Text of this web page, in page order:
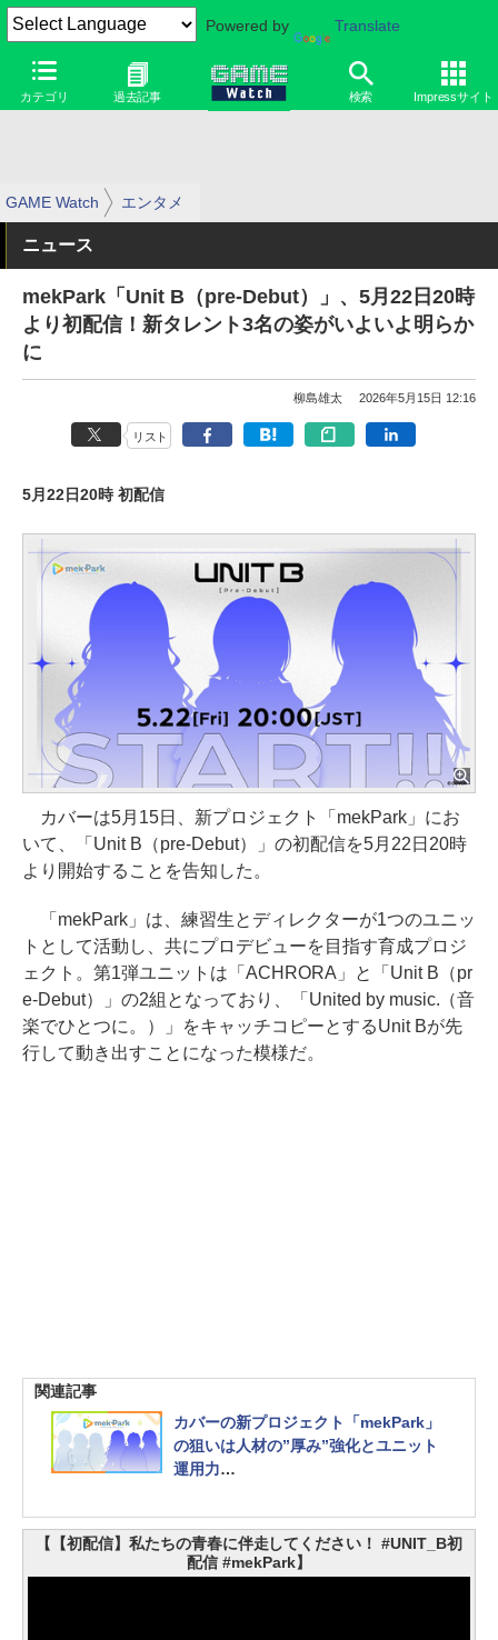
Powered by Translate
カテゴリ 過去記事 検索 Impressサイト
GAME Watch エンタメ
ニュース
mekPark「Unit B（pre-Debut）」、5月22日20時
より初配信！新タレント3名の姿がいよいよ明らか
に
柳島雄太 2026年5月15日 12:16
リスト
5月22日20時 初配信
カバーは5月15日、新プロジェクト「mekPark」にお
いて、「Unit B（pre-Debut）」の初配信を5月22日20時
より開始することを告知した。
「mekPark」は、練習生とディレクターが1つのユニッ
トとして活動し、共にプロデビューを目指す育成プロジ
ェクト。第1弾ユニットは「ACHRORA」と「Unit B（pr
e-Debut）」の2組となっており、「United by music.（音
楽でひとつに。）」をキャッチコピーとするUnit Bが先
行して動き出すことになった模様だ。
関連記事
カバーの新プロジェクト「mekPark」
の狙いは人材の”厚み”強化とユニット
運用力
【【初配信】私たちの青春に伴走してください！ #UNIT_B初
配信 #mekPark】